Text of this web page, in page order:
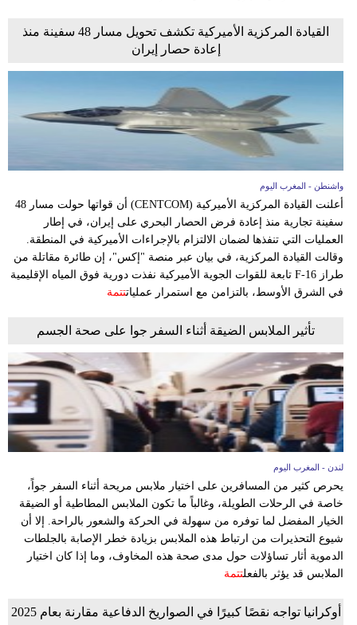
القيادة المركزية الأميركية تكشف تحويل مسار 48 سفينة منذ
إعادة حصار إيران
واشنطن - المغرب اليوم
أعلنت القيادة المركزية الأميركية (CENTCOM) أن قواتها حولت مسار 48
سفينة تجارية منذ إعادة فرض الحصار البحري على إيران، في إطار
العمليات التي تنفذها لضمان الالتزام بالإجراءات الأميركية في المنطقة.
وقالت القيادة المركزية، في بيان عبر منصة "إكس"، إن طائرة مقاتلة من
طراز F-16 تابعة للقوات الجوية الأميركية نفذت دورية فوق المياه الإقليمية
في الشرق الأوسط، بالتزامن مع استمرار عملياتتتمة
تأثير الملابس الضيقة أثناء السفر جوا على صحة الجسم
لندن - المغرب اليوم
يحرص كثير من المسافرين على اختيار ملابس مريحة أثناء السفر جواً،
خاصة في الرحلات الطويلة، وغالباً ما تكون الملابس المطاطية أو الضيقة
الخيار المفضل لما توفره من سهولة في الحركة والشعور بالراحة. إلا أن
شيوع التحذيرات من ارتباط هذه الملابس بزيادة خطر الإصابة بالجلطات
الدموية أثار تساؤلات حول مدى صحة هذه المخاوف، وما إذا كان اختيار
الملابس قد يؤثر بالفعلتتمة
أوكرانيا تواجه نقصًا كبيرًا في الصواريخ الدفاعية مقارنة بعام 2025